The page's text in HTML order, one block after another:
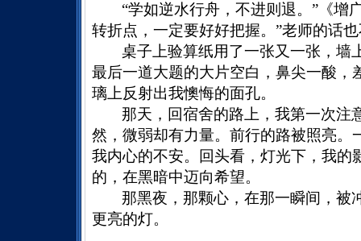
“学如逆水行舟，不进则退。”《增
转折点，一定要好好把握。”老师的话
桌子上验算纸用了一张又一张，墙
最后一道大题的大片空白，鼻尖一酸
璃上反射出我懊悔的面孔。
那天，回宿舍的路上，我第一次注
然，微弱却有力量。前行的路被照亮
我内心的不安。回头看，灯光下，我
的，在黑暗中迈向希望。
那黑夜，那颗心，在那一瞬间，被
更亮的灯。